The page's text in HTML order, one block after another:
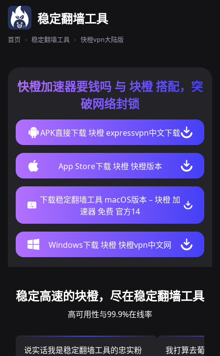
稳定翻墙工具
首页 › 稳定翻墙工具 › 快橙vpn大陆版
快橙加速器要钱吗 与 块橙 搭配，突
破网络封锁
APK直接下载 块橙 expressvpn中文下载
App Store下载 块橙 快橙版本
下载稳定翻墙工具 macOS版本 – 块橙 加
速器 免费 官方14
Windows下载 块橙 快橙vpn中文网
稳定高速的块橙，尽在稳定翻墙工具
高可用性与99.9%在线率
说实话我是稳定翻墙工具的忠实粉
我打算去葡萄